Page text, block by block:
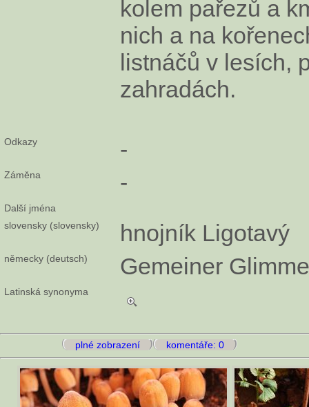
kolem pařezů a
nich a na
listnáčů v lesích,
zahradách.
Odkazy -
Záměna -
Další jména
slovensky (slovensky)
hnojník Ligotavý
německy (deutsch) Gemeiner
Latinská synonyma